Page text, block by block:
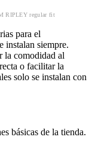
RIPLEY regular fit
para el
instalan siempre.
la comodidad al
o facilitar la
solo se instalan con
básicas de la tienda.